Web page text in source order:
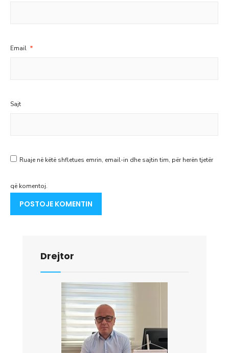
Email *
Sajt
Ruaje në këtë shfletues emrin, email-in dhe sajtin tim, për herën tjetër
që komentoj.
Drejtor